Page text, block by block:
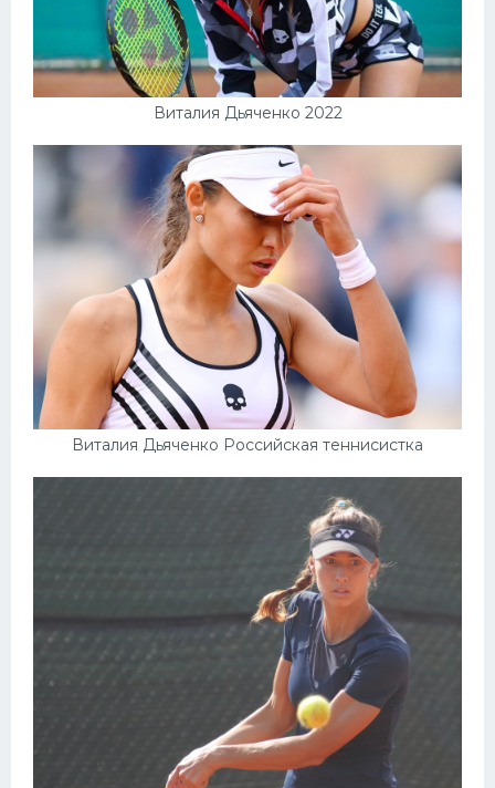
Виталия Дьяченко 2022
Виталия Дьяченко Российская теннисистка